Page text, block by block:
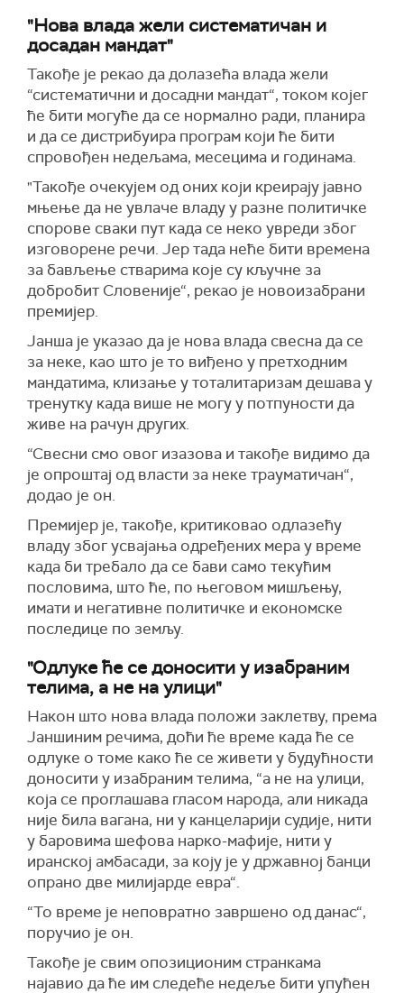
"Нова влада жели систематичан и
досадан мандат"
Такође је рекао да долазећа влада жели
“систематични и досадни мандат“, током којег
ће бити могуће да се нормално ради, планира
и да се дистрибуира програм који ће бити
спровођен недељама, месецима и годинама.
"Такође очекујем од оних који креирају јавно
мњење да не увлаче владу у разне политичке
спорове сваки пут када се неко увреди због
изговорене речи. Јер тада неће бити времена
за бављење стварима које су кључне за
добробит Словеније“, рекао је новоизабрани
премијер.
Јанша је указао да је нова влада свесна да се
за неке, као што је то виђено у претходним
мандатима, клизање у тоталитаризам дешава у
тренутку када више не могу у потпуности да
живе на рачун других.
“Свесни смо овог изазова и такође видимо да
је опроштај од власти за неке трауматичан“,
додао је он.
Премијер је, такође, критиковао одлазећу
владу због усвајања одређених мера у време
када би требало да се бави само текућим
пословима, што ће, по његовом мишљењу,
имати и негативне политичке и економске
последице по земљу.
"Одлуке ће се доносити у изабраним
телима, а не на улици"
Након што нова влада положи заклетву, према
Јаншиним речима, доћи ће време када ће се
одлуке о томе како ће се живети у будућности
доносити у изабраним телима, “а не на улици,
која се проглашава гласом народа, али никада
није била вагана, ни у канцеларији судије, нити
у баровима шефова нарко-мафије, нити у
иранској амбасади, за коју је у државној банци
опрано две милијарде евра“.
“То време је неповратно завршено од данас“,
поручио је он.
Такође је свим опозиционим странкама
најавио да ће им следеће недеље бити упућен